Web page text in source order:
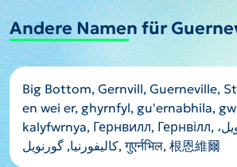
Andere Namen für
Big Bottom, Gernvill, Guerneville,
en wei er, ghyrnfyl, gu'ernabhila,
kalyfwrnya, Гернвилл, Гернвілл, غيرنفيل, قورنویل،
کالیفورنیا, گورنویل, गुएर्नभिल, 根恩維爾